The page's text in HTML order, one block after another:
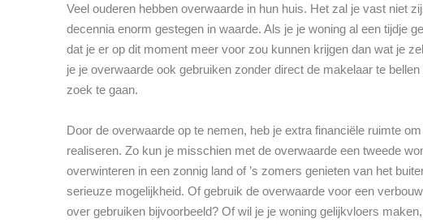
Veel ouderen hebben overwaarde in hun huis. Het zal je vast niet
decennia enorm gestegen in waarde. Als je je woning al een tijdje
dat je er op dit moment meer voor zou kunnen krijgen dan wat je
je je overwaarde ook gebruiken zonder direct de makelaar te
zoek te gaan.
Door de overwaarde op te nemen, heb je extra financiële ruimte
realiseren. Zo kun je misschien met de overwaarde een tweede
overwinteren in een zonnig land of ’s zomers genieten van het
serieuze mogelijkheid. Of gebruik de overwaarde voor een
over gebruiken bijvoorbeeld? Of wil je je woning gelijkvloers